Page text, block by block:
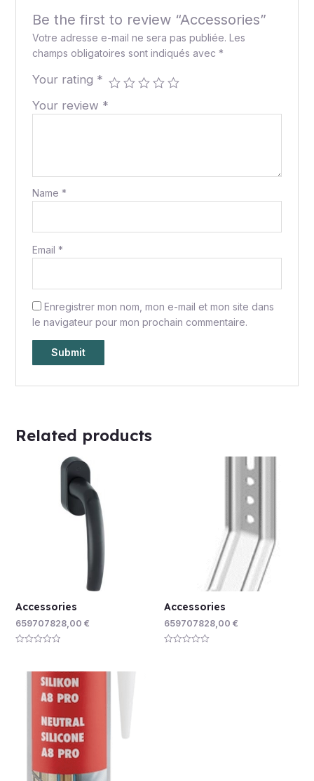
Be the first to review “Accessories”
Votre adresse e-mail ne sera pas publiée. Les
champs obligatoires sont indiqués avec *
Your rating *
Your review *
Name *
Email *
Enregistrer mon nom, mon e-mail et mon site dans
le navigateur pour mon prochain commentaire.
Related products
Accessories
659707828,00 €
Accessories
659707828,00 €